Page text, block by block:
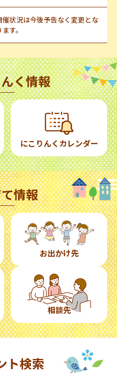
状況は今後予告なく変更とな
す。
く情報
にこりんくカレンダー
情報
お出かけ先
相談先
ト検索